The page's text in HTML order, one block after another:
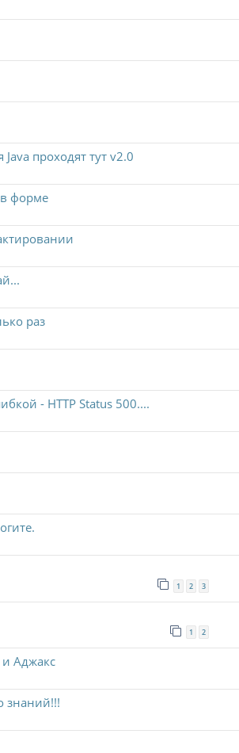
проходят тут v2.0
форме
раз
- HTTP Status 500....
1 2 3
1 2
Аджакс
знаний!!!